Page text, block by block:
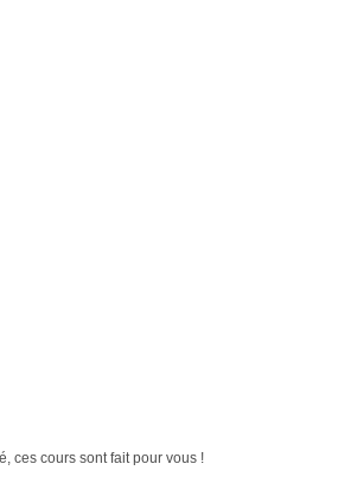
ces cours sont fait pour vous !